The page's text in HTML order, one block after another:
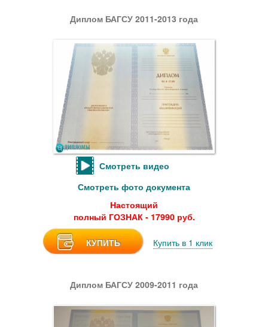
Диплом БАГСУ 2011-2013 года
Смотреть видео
Смотреть фото документа
Настоящий
полный ГОЗНАК - 17990 руб.
КУПИТЬ Купить в 1 клик
Диплом БАГСУ 2009-2011 года